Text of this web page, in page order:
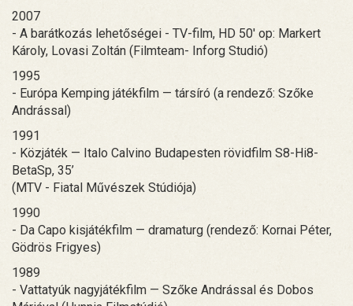
2007
- A barátkozás lehetőségei - TV-film, HD 50' op: Markert
Károly, Lovasi Zoltán (Filmteam- Inforg Studió)
1995
- Európa Kemping játékfilm — társíró (a rendező: Szőke
Andrással)
1991
- Közjáték — Italo Calvino Budapesten rövidfilm S8-Hi8-
BetaSp, 35’
(MTV - Fiatal Művészek Stúdiója)
1990
- Da Capo kisjátékfilm — dramaturg (rendező: Kornai Péter,
Gödrös Frigyes)
1989
- Vattatyúk nagyjátékfilm — Szőke Andrással és Dobos